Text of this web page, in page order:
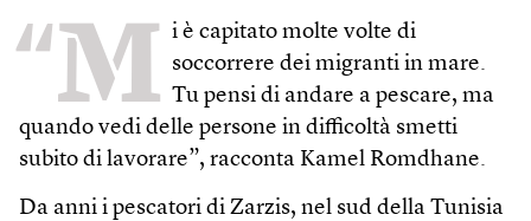
“M i è capitato molte volte di
soccorrere dei migranti in mare.
Tu pensi di andare a pescare, ma
quando vedi delle persone in difficoltà smetti
subito di lavorare”, racconta Kamel Romdhane.
Da anni i pescatori di Zarzis, nel sud della Tunisia